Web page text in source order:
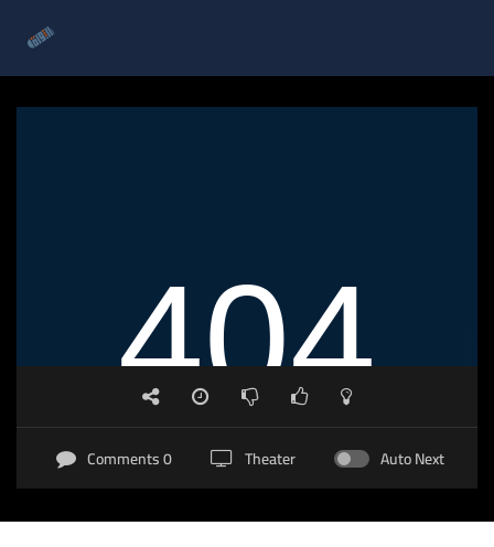
Auto Next
Theater
0 Comments